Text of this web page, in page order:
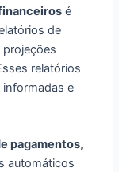
é
de
relatórios
informadas e
pagamentos,
automáticos